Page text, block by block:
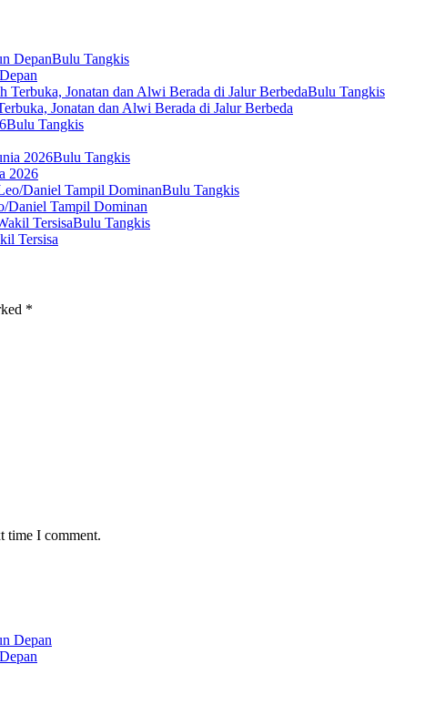
Bulu Tangkis
Bulu Tangkis
Jonatan dan Alwi Berada di Jalur Berbeda
Bulu Tangkis
Bulu Tangkis
2026
Bulu Tangkis
Daniel Tampil Dominan
Bulu Tangkis
Tersisa
*
time I comment.